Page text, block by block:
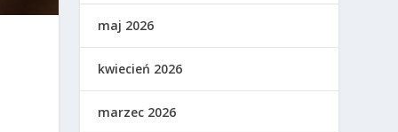
maj 2026
kwiecień 2026
marzec 2026